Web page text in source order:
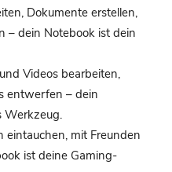
Dokumente erstellen,
– dein Notebook ist dein
Videos bearbeiten,
entwerfen – dein
Werkzeug.
eintauchen, mit Freunden
ist deine Gaming-